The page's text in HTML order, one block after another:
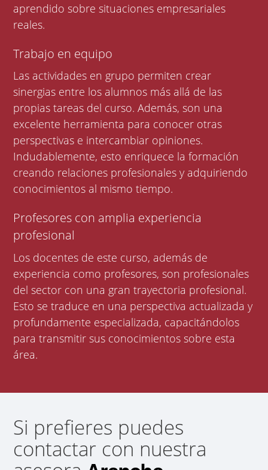
aprendido sobre situaciones empresariales
reales.
Trabajo en equipo
Las actividades en grupo permiten crear
sinergias entre los alumnos más allá de las
propias tareas del curso. Además, son una
excelente herramienta para conocer otras
perspectivas e intercambiar opiniones.
Indudablemente, esto enriquece la formación
creando relaciones profesionales y adquiriendo
conocimientos al mismo tiempo.
Profesores con amplia experiencia
profesional
Los docentes de este curso, además de
experiencia como profesores, son profesionales
del sector con una gran trayectoria profesional.
Esto se traduce en una perspectiva actualizada y
profundamente especializada, capacitándolos
para transmitir sus conocimientos sobre esta
área.
Si prefieres puedes
contactar con nuestra